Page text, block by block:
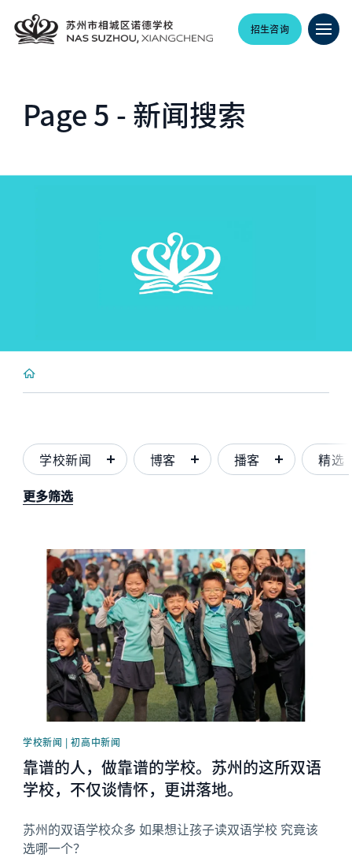
招生咨询
Page 5 - 新闻搜索
学校新闻 博客 播客
精选
更多筛选
News image
学校新闻 | 初高中新闻
靠谱的人，做靠谱的学校。苏州的这所双语
学校，不仅谈情怀，更讲落地。
苏州的双语学校众多 如果想让孩子读双语学校 究竟该
选哪一个？